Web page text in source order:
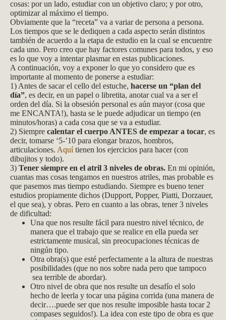
cosas: por un lado, estudiar con un objetivo claro; y por otro,
optimizar al máximo el tiempo.
Obviamente que la “receta” va a variar de persona a persona.
Los tiempos que se le dediquen a cada aspecto serán distintos
también de acuerdo a la etapa de estudio en la cual se encuentre
cada uno. Pero creo que hay factores comunes para todos, y eso
es lo que voy a intentar plasmar en estas publicaciones.
A continuación, voy a exponer lo que yo considero que es
importante al momento de ponerse a estudiar:
1) Antes de sacar el cello del estuche, hacerse un “plan del
día”, es decir, en un papel o libretita, anotar cual va a ser el
orden del día. Si la obsesión personal es aún mayor (cosa que
me ENCANTA!), hasta se le puede adjudicar un tiempo (en
minutos/horas) a cada cosa que se va a estudiar.
2) Siempre calentar el cuerpo ANTES de empezar a tocar, es
decir, tomarse ‘5-’10 para elongar brazos, hombros,
articulaciones. Aquítienen los ejercicios para hacer (con
dibujitos y todo).
3) Tener siempre en el atril 3 niveles de obras. En mi opinión,
cuantas mas cosas tengamos en nuestros atriles, mas probable es
que pasemos mas tiempo estudiando. Siempre es bueno tener
estudios propiamente dichos (Dupport, Popper, Piatti, Dorzauer,
el que sea), y obras. Pero en cuanto a las obras, tener 3 niveles
de dificultad:
Una que nos resulte fácil para nuestro nivel técnico, de
manera que el trabajo que se realice en ella pueda ser
estrictamente musical, sin preocupaciones técnicas de
ningún tipo.
Otra obra(s) que esté perfectamente a la altura de nuestras
posibilidades (que no nos sobre nada pero que tampoco
sea terrible de abordar).
Otro nivel de obra que nos resulte un desafío el solo
hecho de leerla y tocar una página corrida (una manera de
decir….puede ser que nos resulte imposible hasta tocar 2
compases seguidos!). La idea con este tipo de obra es que